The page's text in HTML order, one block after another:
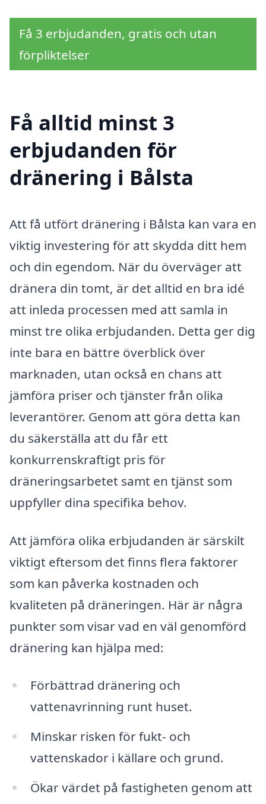
Få 3 erbjudanden, gratis och utan
förpliktelser
Få alltid minst 3
erbjudanden för
dränering i Bålsta
Att få utfört dränering i Bålsta kan vara en
viktig investering för att skydda ditt hem
och din egendom. När du överväger att
dränera din tomt, är det alltid en bra idé
att inleda processen med att samla in
minst tre olika erbjudanden. Detta ger dig
inte bara en bättre överblick över
marknaden, utan också en chans att
jämföra priser och tjänster från olika
leverantörer. Genom att göra detta kan
du säkerställa att du får ett
konkurrenskraftigt pris för
dräneringsarbetet samt en tjänst som
uppfyller dina specifika behov.
Att jämföra olika erbjudanden är särskilt
viktigt eftersom det finns flera faktorer
som kan påverka kostnaden och
kvaliteten på dräneringen. Här är några
punkter som visar vad en väl genomförd
dränering kan hjälpa med:
Förbättrad dränering och
vattenavrinning runt huset.
Minskar risken för fukt- och
vattenskador i källare och grund.
Ökar värdet på fastigheten genom att